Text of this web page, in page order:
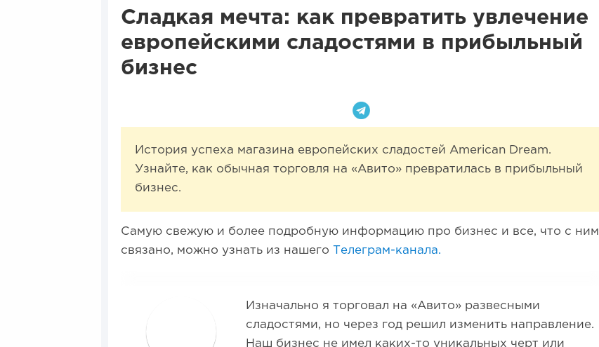
Сладкая мечта: как превратить увлечение
европейскими сладостями в прибыльный
бизнес
История успеха магазина европейских сладостей American Dream.
Узнайте, как обычная торговля на «Авито» превратилась в прибыльный
бизнес.
Самую свежую и более подробную информацию про бизнес и все, что с ним
связано, можно узнать из нашего
Телеграм-канала.
Изначально я торговал на «Авито» развесными
сладостями, но через год решил изменить направление.
Наш бизнес не имел каких-то уникальных черт или